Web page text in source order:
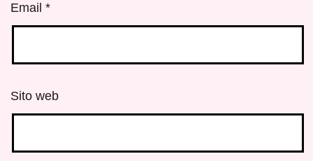
Email *
Sito web